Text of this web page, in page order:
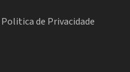
Politica de Privacidade